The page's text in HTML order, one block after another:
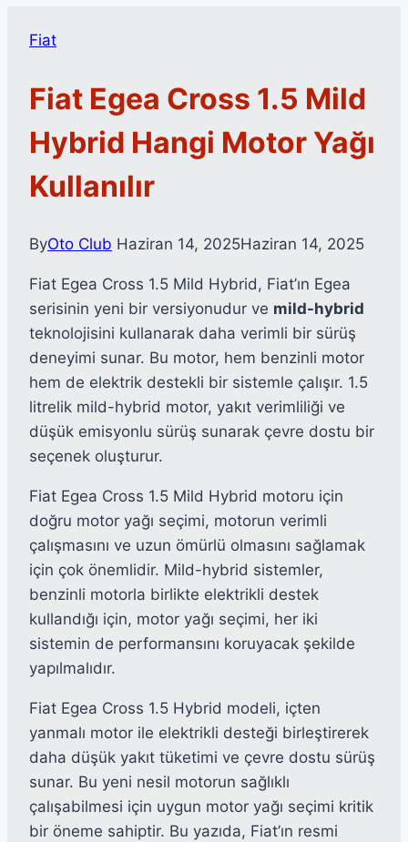
Fiat
Fiat Egea Cross 1.5 Mild
Hybrid Hangi Motor Yağı
Kullanılır
ByOto Club Haziran 14, 2025Haziran 14, 2025
Fiat Egea Cross 1.5 Mild Hybrid, Fiat’ın Egea
serisinin yeni bir versiyonudur ve mild-hybrid
teknolojisini kullanarak daha verimli bir sürüş
deneyimi sunar. Bu motor, hem benzinli motor
hem de elektrik destekli bir sistemle çalışır. 1.5
litrelik mild-hybrid motor, yakıt verimliliği ve
düşük emisyonlu sürüş sunarak çevre dostu bir
seçenek oluşturur.
Fiat Egea Cross 1.5 Mild Hybrid motoru için
doğru motor yağı seçimi, motorun verimli
çalışmasını ve uzun ömürlü olmasını sağlamak
için çok önemlidir. Mild-hybrid sistemler,
benzinli motorla birlikte elektrikli destek
kullandığı için, motor yağı seçimi, her iki
sistemin de performansını koruyacak şekilde
yapılmalıdır.
Fiat Egea Cross 1.5 Hybrid modeli, içten
yanmalı motor ile elektrikli desteği birleştirerek
daha düşük yakıt tüketimi ve çevre dostu sürüş
sunar. Bu yeni nesil motorun sağlıklı
çalışabilmesi için uygun motor yağı seçimi kritik
bir öneme sahiptir. Bu yazıda, Fiat’ın resmi